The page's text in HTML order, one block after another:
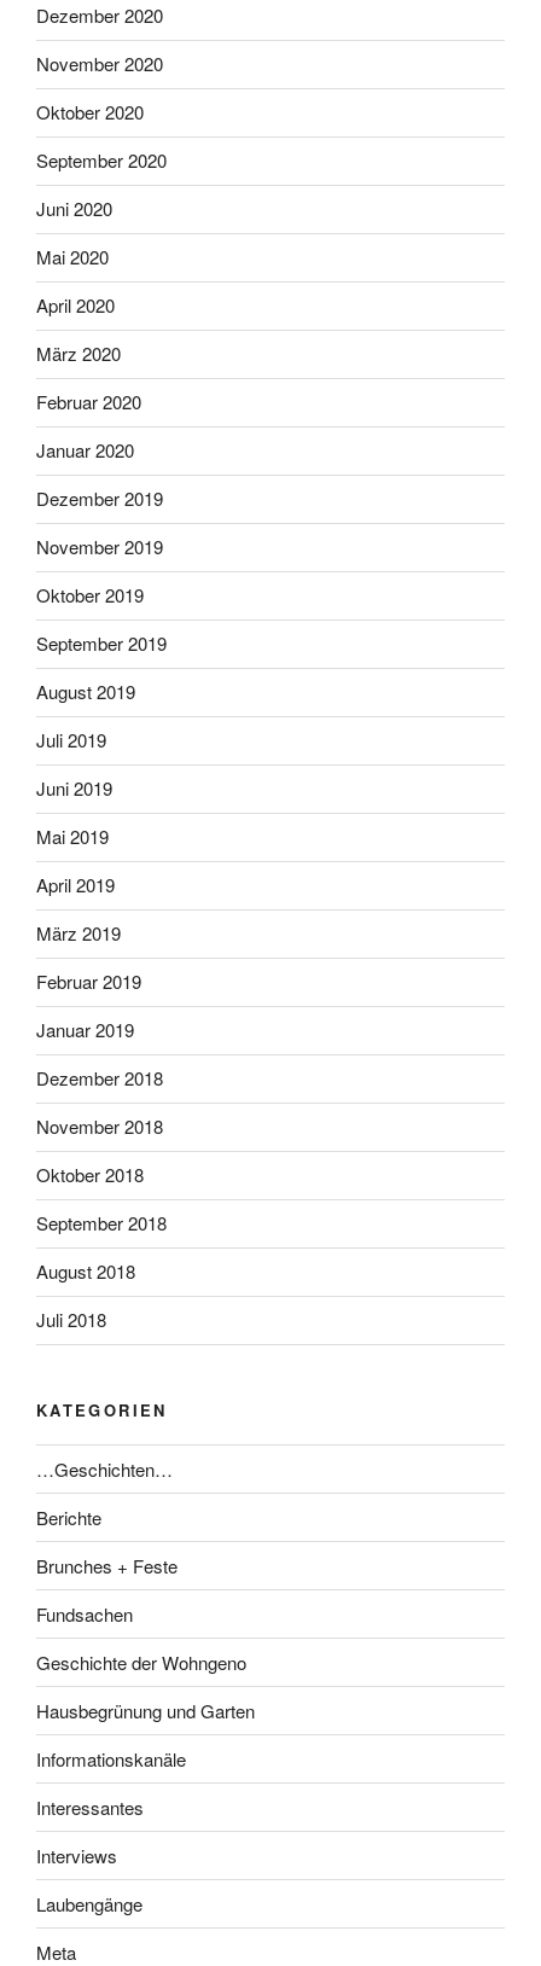
Dezember 2020
November 2020
Oktober 2020
September 2020
Juni 2020
Mai 2020
April 2020
März 2020
Februar 2020
Januar 2020
Dezember 2019
November 2019
Oktober 2019
September 2019
August 2019
Juli 2019
Juni 2019
Mai 2019
April 2019
März 2019
Februar 2019
Januar 2019
Dezember 2018
November 2018
Oktober 2018
September 2018
August 2018
Juli 2018
KATEGORIEN
…Geschichten…
Berichte
Brunches + Feste
Fundsachen
Geschichte der Wohngeno
Hausbegrünung und Garten
Informationskanäle
Interessantes
Interviews
Laubengänge
Meta